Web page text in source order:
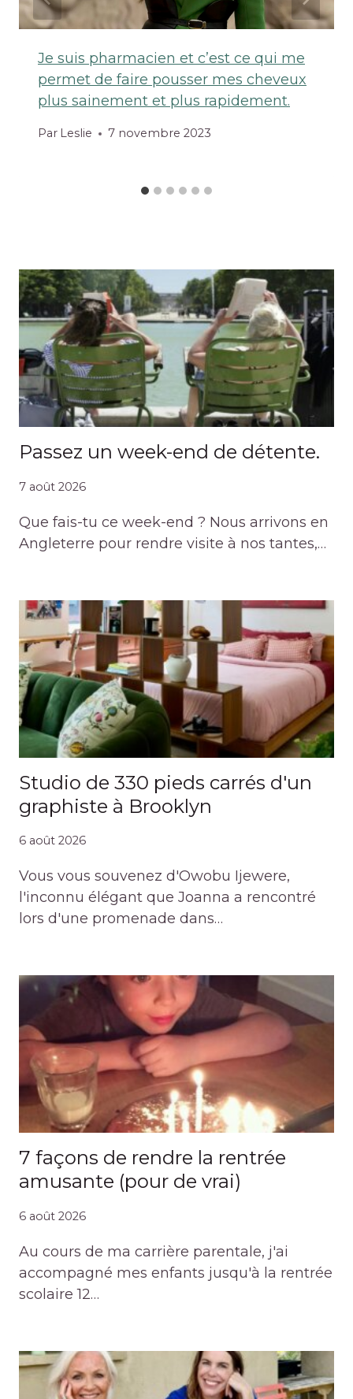
Je suis pharmacien et c’est ce qui me
permet de faire pousser mes cheveux
plus sainement et plus rapidement.
Par Leslie 7 novembre 2023
Passez un week-end de détente.
7 août 2026
Que fais-tu ce week-end ? Nous arrivons en
Angleterre pour rendre visite à nos tantes,…
Studio de 330 pieds carrés d'un
graphiste à Brooklyn
6 août 2026
Vous vous souvenez d'Owobu Ijewere,
l'inconnu élégant que Joanna a rencontré
lors d'une promenade dans…
7 façons de rendre la rentrée
amusante (pour de vrai)
6 août 2026
Au cours de ma carrière parentale, j'ai
accompagné mes enfants jusqu'à la rentrée
scolaire 12…